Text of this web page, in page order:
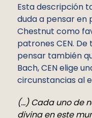
Esta descripción
duda a pensar en
Chestnut como
patrones CEN.
pensar también
Bach, CEN elige
circunstancias al
(…) Cada uno de
divina en este